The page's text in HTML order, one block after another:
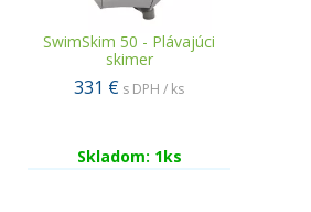
SwimSkim 50 - Plávajúci
skimer
331 € s DPH / ks
Skladom: 1ks